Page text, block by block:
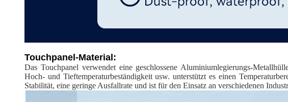
Touchpanel-Material:
Das Touchpanel verwendet eine geschlossene Aluminiumlegierungs-
Hoch- und Tieftemperaturbeständigkeit usw. unterstützt es einen
Stabilität, eine geringe Ausfallrate und ist für den Einsatz an verschiedenen